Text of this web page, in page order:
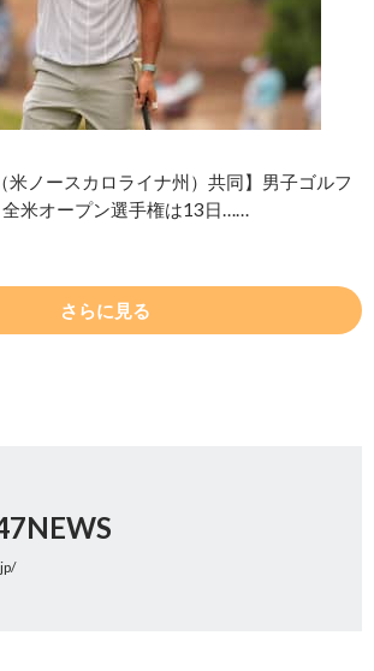
米ノースカロライナ州）共同】男子ゴルフ
米オープン選手権は13日……
さらに見る